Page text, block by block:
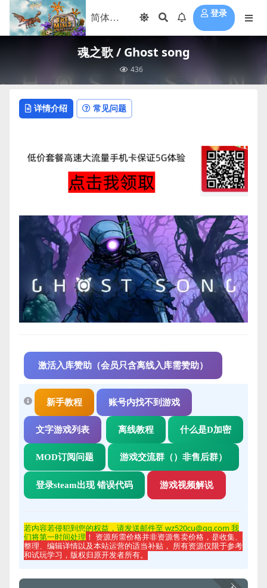
登录
魂之歌 / Ghost song
436
详情介绍 常见问题
激活入库赞助（会员只含离线入库需赞助）
新手教程 账号内找不到游戏
文字游戏列表 离线教程 什么是D加密
MOD订阅问题 游戏交流群（）非售后群）
登录steam出现 错误代码 游戏视频解说
若内容若侵犯到您的权益，请发送邮件至 wz520cu@qq.com 我
们将第一时间处理 ！ 资源所需价格并非资源售卖价格，是收集、
整理、编辑详情以及本站运营的适当补贴， 所有资源仅限于参考
和试玩学习，版权归原开发者所有。